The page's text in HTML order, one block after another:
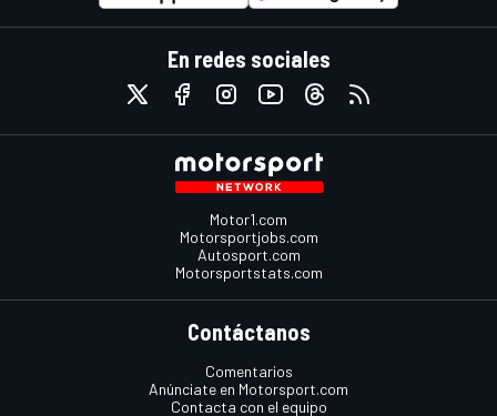
En redes sociales
Motor1.com
Motorsportjobs.com
Autosport.com
Motorsportstats.com
Contáctanos
Comentarios
Anúnciate en Motorsport.com
Contacta con el equipo